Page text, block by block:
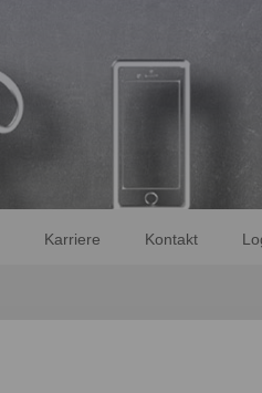
Karriere Kontakt